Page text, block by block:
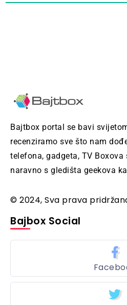
Bajtbox portal se bavi
recenziramo sve što nam
telefona, gadgeta, TV
naravno s gledišta geekova
© 2024, Sva prava
Bajbox Social